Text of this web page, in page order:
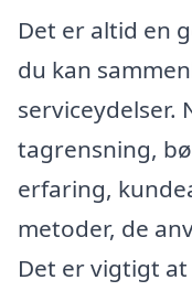
Det er altid en
du kan
tagrensning,
erfaring,
metoder, de
Det er vigtigt